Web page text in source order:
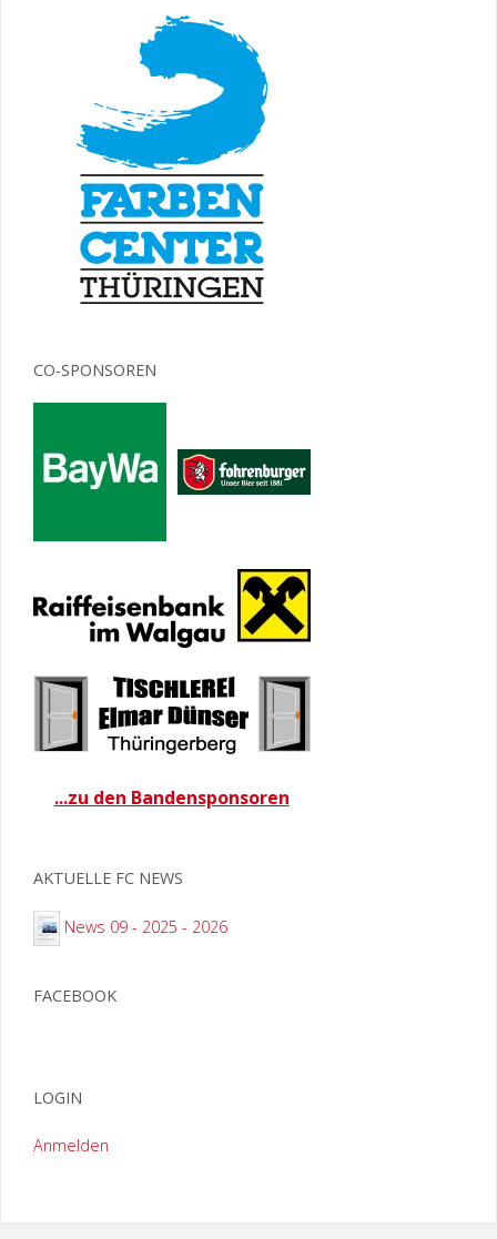
CO-SPONSOREN
...zu den Bandensponsoren
AKTUELLE FC NEWS
News 09 - 2025 - 2026
FACEBOOK
LOGIN
Anmelden